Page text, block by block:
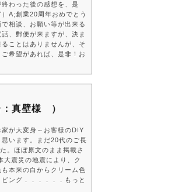
わった後の感想を、是
A;創業20周年おめでとう
相談、お願い等が出来る
、郵便が来ますが、決ま
ことはありませんが、そ
希望があれば、是非！お
：真壁様 ）
が大変身～お客様のDIY
います。まだ20代のご長
。ほぼ原文のまま掲載さ
震災の地震により、ク
本来の白からクリーム色
ング．．．．．．もっと